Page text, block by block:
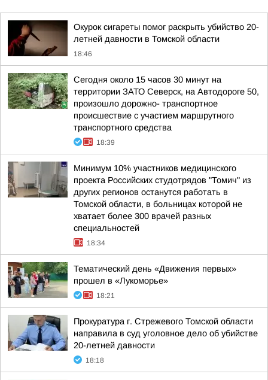
Окурок сигареты помог раскрыть убийство 20-
летней давности в Томской области
18:46
Сегодня около 15 часов 30 минут на
территории ЗАТО Северск, на Автодороге 50,
произошло дорожно- транспортное
происшествие с участием маршрутного
транспортного средства
18:39
Минимум 10% участников медицинского
проекта Российских студотрядов "Томич" из
других регионов останутся работать в
Томской области, в больницах которой не
хватает более 300 врачей разных
специальностей
18:34
Тематический день «Движения первых»
прошел в «Лукоморье»
18:21
Прокуратура г. Стрежевого Томской области
направила в суд уголовное дело об убийстве
20-летней давности
18:18